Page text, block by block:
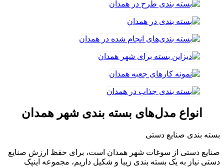
انواع مدل‌های بسته بندی شهر همدان
بسته بندی صنایع دستی
صنایع دستی از سوغات شهر همدان است، برای حفظ ارزش صنایع
دستی نیاز به یک بسته بندی زیبا و شکیل داریم، مجموعه اینپک